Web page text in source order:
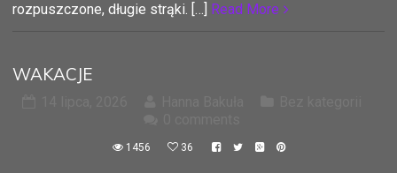
rozpuszczone, długie strąki. […] Read More
WAKACJE
1456 36